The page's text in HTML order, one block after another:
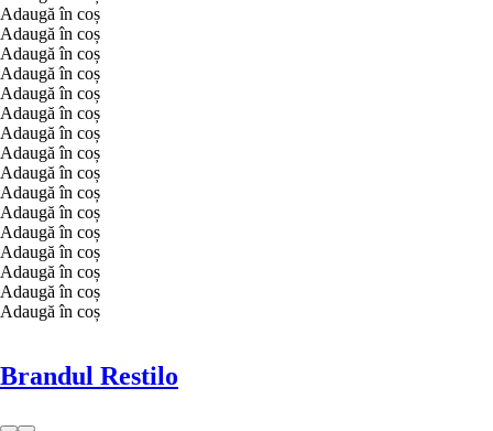
Adaugă în coș
Adaugă în coș
Adaugă în coș
Adaugă în coș
Adaugă în coș
Adaugă în coș
Adaugă în coș
Adaugă în coș
Adaugă în coș
Adaugă în coș
Adaugă în coș
Adaugă în coș
Adaugă în coș
Adaugă în coș
Adaugă în coș
Adaugă în coș
Brandul Restilo